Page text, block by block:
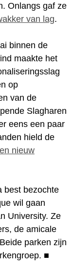
Onlangs gaf ze
van lag.
binnen de
maakte het
op
van de
Slagharen
eens een paar
hield de
nieuw
best bezochte
wil gaan
University. Ze
de amicale
parken zijn
■